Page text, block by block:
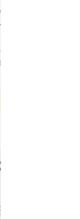
sulla
settore
seguito del
il territorio
SUL